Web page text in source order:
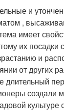
и
,
имеет
их посадки
и
от других
длительный
создали
культуре